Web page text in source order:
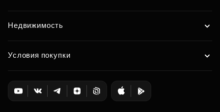
Недвижимость
Условия покупки